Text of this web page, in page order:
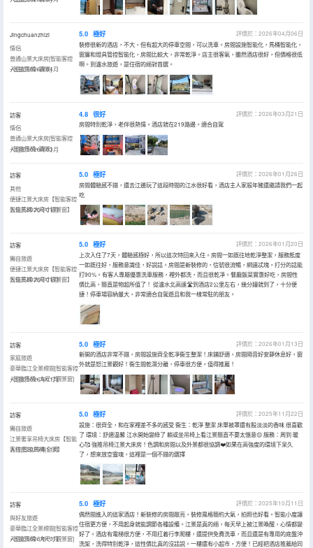
Jingchuanzhizi
情侶
普通山景大床房[智能客控
+智能馬桶+觀景]
入住於2026年04月
5.0 極好
評價於：2026年04月06日
裝修很新的酒店，不大，但有超大的停車空間，可以洗車。房間設施智能化，馬桶智能化，
窗簾和燈具管控智能化，房間比較大，非常乾淨。店主很客氣，雖然酒店很好，但價格很低
啊。到瀘水旅遊，是住宿的絕對首選。
訪客
情侶
普通山景大床房[智能客控
+智能馬桶+觀景]
入住於2026年03月
4.8 很好
評價於：2026年03月21日
房間特別乾淨，老伴很熱情。酒店就在219路邊。適合自駕
訪客
其他
便捷江景大床房【智能客控·
智能馬桶·大尺寸觀景窗】
入住於2026年01月
5.0 極好
評價於：2026年01月26日
房間體驗感不錯，還去江邊玩了這段時間的江水很好看，酒店主人家殺年豬還邀請我們一起
吃
訪客
獨自旅遊
便捷江景大床房【智能客控·
智能馬桶·大尺寸觀景窗】
入住於2026年01月
5.0 極好
評價於：2026年01月20日
上次入住了7天，體驗感極好，所以這次特回來入住。房間一如既往地乾淨整潔，服務態度
一如既往好，服務意識佳，好説話。房間是新裝修的，信號很流暢，網速忒塊，打分的話能
打90%。有客人專屬優惠洗車服務，裡外都洗，而且很乾凈。餐廳飯菜實惠好吃，房間性
價比高，簡直是物超所值了！ 從瀘水北高速🛣️到酒店2公里左右，幾分鐘就到了，十分便
捷！停車場容納量大，非常適合自駕遊且和我一樣常駐的朋友。
訪客
家庭旅遊
豪華臨江全景標間[智能客控
+智能馬桶+大尺寸觀景窗]
入住於2026年01月
5.0 極好
評價於：2026年01月13日
新開的酒店非常不錯，房間設施齊全乾凈衞生整潔！床鋪舒適，房間隔音好安靜休息好，窗
外就是怒江景觀好！衞生間乾濕分離，停車很方便。值得推薦！
訪客
獨自旅遊
江景奢享吊椅大床房【智能
客控|智能馬桶|全景】
入住於2025年11月
5.0 極好
評價於：2025年11月22日
設施：很齊全，和在家裡差不多的感受 衞生：乾淨 整潔 床單被罩還有股淡淡的香味 很喜歡
了 環境：舒適温馨 江水開始變綠了 躺或坐吊椅上看江景簡直不要太愜意😌 服務：周到 暖
心🥰 強推吊椅江景大床房！色調和房間以及外景都很協調❤️如果在高強度的環境下呆久
了，想來放空靈魂，這裡是一個不錯的選擇
訪客
與好友旅遊
豪華臨江全景標間[智能客控
+智能馬桶+大尺寸觀景窗]
入住於2025年10月
5.0 極好
評價於：2025年10月11日
偶然間進入的這家酒店！新裝修的房間敞亮，裝修風格簡約大氣，拍照也好看。智能小度讓
住宿更方便，不用起身就能調節各種設備。江景是真的絕，每天早上被江景喚醒，心情都變
好了。酒店有電梯很方便，不用扛着行李爬樓，還提供免費洗車，而且還是有專用的底盤沖
洗架，洗得特別乾淨，這性價比真的沒話説。一樓還有小超市，方便！已經把酒店推薦給同